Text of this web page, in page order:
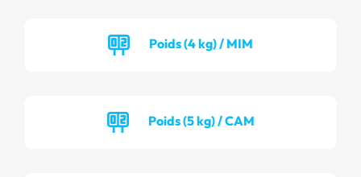
Poids (4 kg) / MIM
Poids (5 kg) / CAM